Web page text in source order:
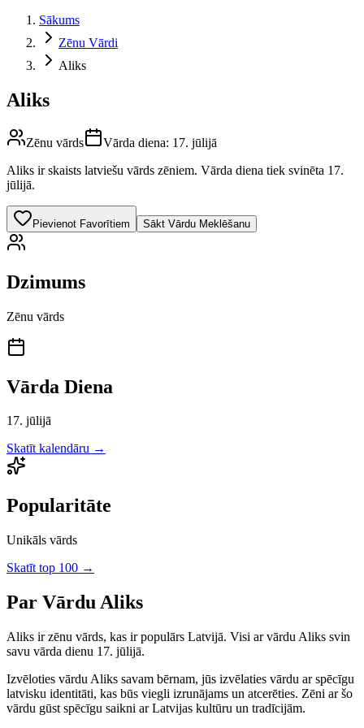
Sākums
Zēnu Vārdi
Aliks
Aliks
Zēnu vārds Vārda diena: 17. jūlijā
Aliks ir skaists latviešu vārds zēniem. Vārda diena tiek svinēta 17.
jūlijā.
Pievienot Favorītiem Sākt Vārdu Meklēšanu
Dzimums
Zēnu vārds
Vārda Diena
17. jūlijā
Skatīt kalendāru →
Popularitāte
Unikāls vārds
Skatīt top 100 →
Par Vārdu Aliks
Aliks irzēnu vārds, kas ir populārs Latvijā. Visi ar vārdu Aliks svin
savu vārda dienu 17. jūlijā.
Izvēloties vārdu Aliks savam bērnam, jūs izvēlaties vārdu ar spēcīgu
latvisku identitāti, kas būs viegli izrunājams un atcerēties. Zēni ar šo
vārdu gūst spēcīgu saikni ar Latvijas kultūru un tradīcijām.